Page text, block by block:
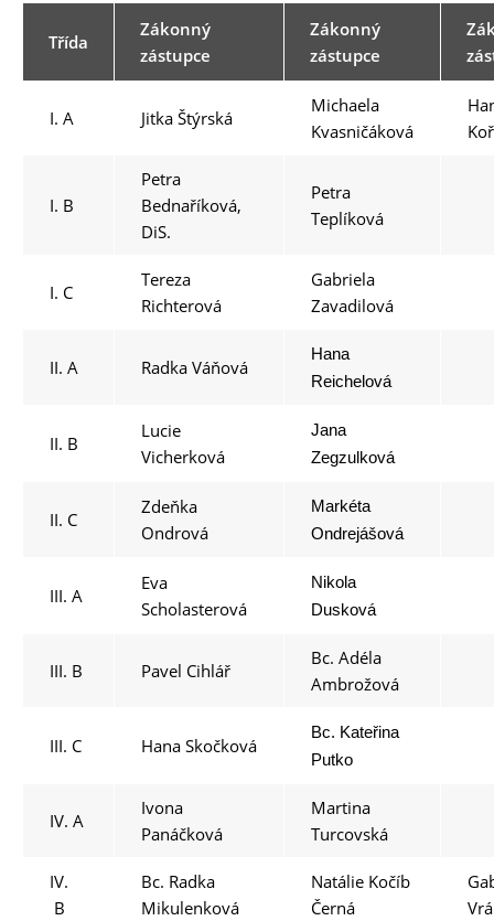
Třída
Zákonný
zástupce
Zákonný
zástupce
I. A Jitka Štýrská
Michaela
Kvasničáková
I. B
Petra
Bednaříková,
DiS.
Petra
Teplíková
I. C
Tereza
Richterová
Gabriela
Zavadilová
II. A Radka Váňová
Hana
Reichelová
II. B
Lucie
Vicherková
Jana
Zegzulková
II. C
Zdeňka
Ondrová
Markéta
Ondrejášová
III. A
Eva
Scholasterová
Nikola
Dusková
III. B Pavel Cihlář
Bc. Adéla
Ambrožová
III. C Hana Skočková
Bc. Kateřina
Putko
IV. A
Ivona
Panáčková
Martina
Turcovská
IV.
B
Bc. Radka
Mikulenková
Natálie Kočíb
Černá